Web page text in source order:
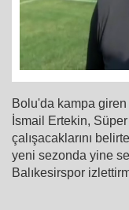
Bolu'da kampa
İsmail Ertekin,
çalışacaklarını
yeni sezonda yine
Balıkesirspor